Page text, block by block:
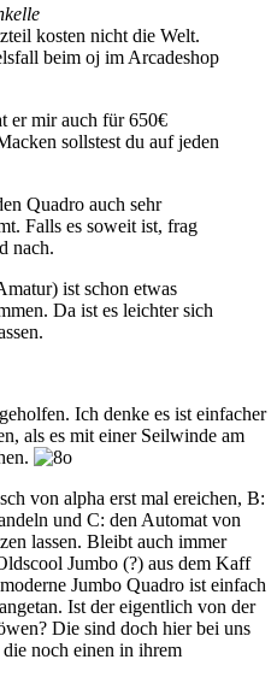
kosten nicht die Welt.
beim oj im Arcadeshop
er mir auch für 650€
sollstest du auf jeden
Quadro auch sehr
Falls es soweit ist, frag
nach.
ist schon etwas
Da ist es leichter sich
Ich denke es ist einfacher
als es mit einer Seilwinde am
von alpha erst mal ereichen, B:
und C: den Automat von
lassen. Bleibt auch immer
Jumbo (?) aus dem Kaff
Jumbo Quadro ist einfach
Ist der eigentlich von der
Die sind doch hier bei uns
noch einen in ihrem